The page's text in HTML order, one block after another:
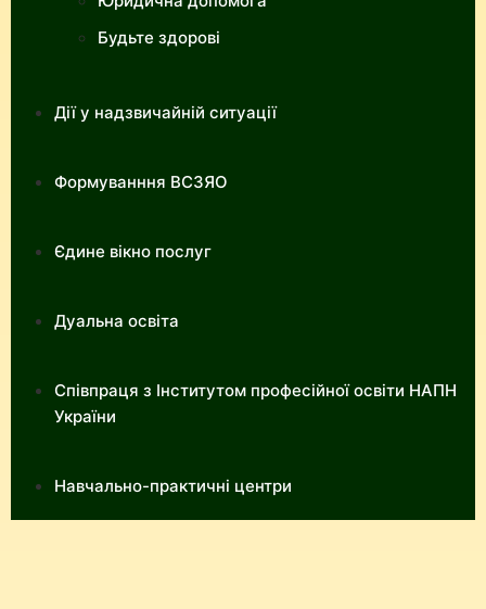
Будьте здорові
Дії у надзвичайній ситуації
Формуванння ВСЗЯО
Єдине вікно послуг
Дуальна освіта
Співпраця з Інститутом професійної освіти НАПН
України
Навчально-практичні центри